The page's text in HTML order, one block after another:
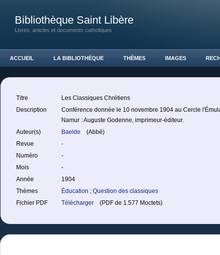
Bibliothèque Saint Libère
Livres, articles et documents catholiques
ACCUEIL LA BIBLIOTHÈQUE THÈMES IMAGES
Titre
Les Classiques Chrétiens
Description
Conférence donnée le 10 novembre 1904 au Cercle
Namur : Auguste Godenne, imprimeur-éditeur.
Auteur(s)
Baelde
(Abbé)
Revue
-
Numéro
-
Mois
-
Année
1904
Thèmes
Éducation ; Question des classiques
Fichier PDF
Télécharger (PDF de 1.577 Moctets)